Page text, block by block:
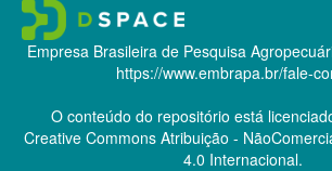
Empresa Brasileira de Pesquisa
https://www.embrapa.br/fale-
O conteúdo do repositório está
Creative CommonsAtribuição -
4.0 Internacional.